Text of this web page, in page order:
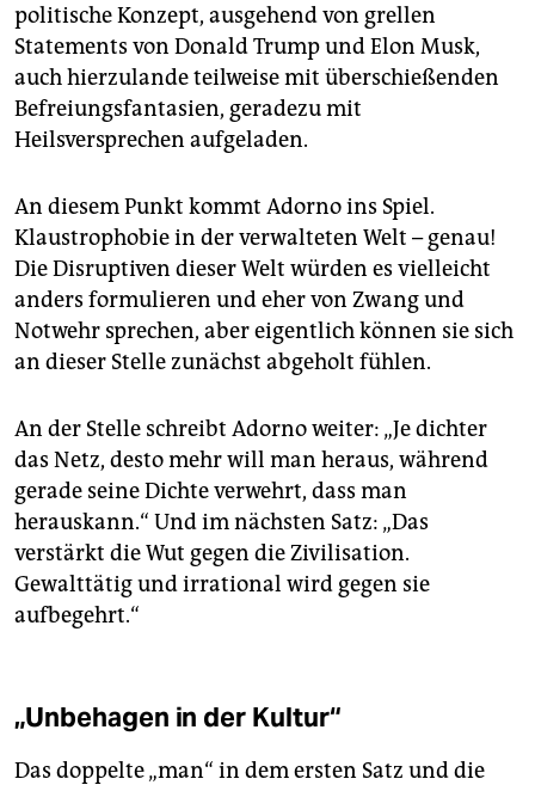
politische Konzept, ausgehend von grellen
Statements von Donald Trump und Elon Musk,
auch hierzulande teilweise mit überschießenden
Befreiungsfantasien, geradezu mit
Heilsversprechen aufgeladen.
An diesem Punkt kommt Adorno ins Spiel.
Klaustrophobie in der verwalteten Welt – genau!
Die Disruptiven dieser Welt würden es vielleicht
anders formulieren und eher von Zwang und
Notwehr sprechen, aber eigentlich können sie sich
an dieser Stelle zunächst abgeholt fühlen.
An der Stelle schreibt Adorno weiter: „Je dichter
das Netz, desto mehr will man heraus, während
gerade seine Dichte verwehrt, dass man
herauskann.“ Und im nächsten Satz: „Das
verstärkt die Wut gegen die Zivilisation.
Gewalttätig und irrational wird gegen sie
aufbegehrt.“
„Unbehagen in der Kultur“
Das doppelte „man“ in dem ersten Satz und die